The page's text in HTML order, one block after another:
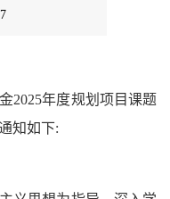
2025年度规划项目课题
知如下: